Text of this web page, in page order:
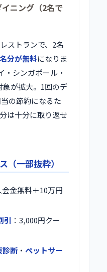
ニング（2名で
ストランで、2名
分が無料になりま
・シンガポール・
が拡大。1回のデ
の節約になるた
は十分に取り返せ
（一部抜粋）
会金無料＋10万円
引 ：3,000円クー
診断・ ペットサー